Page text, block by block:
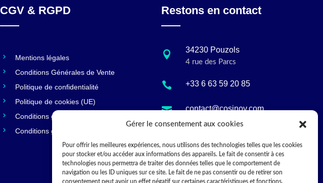
Gérer le consentement aux cookies
Pour offrir les meilleures expériences, nous utilisons des technologies telles que les cookies
pour stocker et/ou accéder aux informations des appareils. Le fait de consentir à ces
technologies nous permettra de traiter des données telles que le comportement de
navigation ou les ID uniques sur ce site. Le fait de ne pas consentir ou de retirer son
consentement peut avoir un effet négatif sur certaines caractéristiques et fonctions.
CGV & RGPD
Mentions légales
Conditions Générales de Vente
Politique de confidentialité
Politique de cookies (UE)
Conditions générales
Conditions générales
Restons en contact
 34230 Pouzols
4 rue des Parcs
 +33 6 63 59 20 85
 contact@cosinov.com